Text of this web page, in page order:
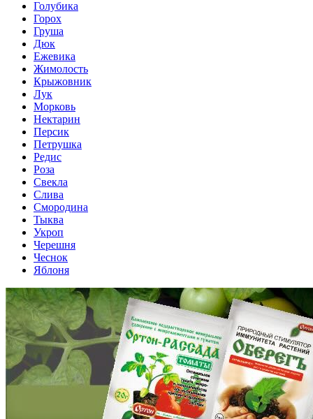
Голубика
Горох
Груша
Дюк
Ежевика
Жимолость
Крыжовник
Лук
Морковь
Нектарин
Персик
Петрушка
Редис
Роза
Свекла
Слива
Смородина
Тыква
Укроп
Черешня
Чеснок
Яблоня